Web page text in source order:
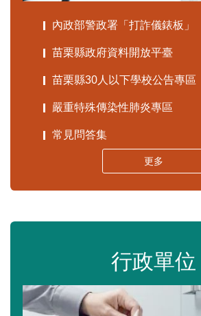
內政部警政署「打詐儀錶板」
苗栗縣政府資料開放平臺
苗栗縣30人以下學校公告專區
嚴重特殊傳染性肺炎專區
常見問答集
更多
行政單位